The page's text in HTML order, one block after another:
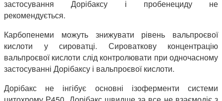
застосування Дорібаксу і пробенециду не
рекомендується.
Карбопенеми можуть знижувати рівень вальпроєвої
кислоти у сироватці. Сироваткову концентрацію
вальпроєвої кислоти слід контролювати при одночасному
застосуванні Дорібаксу і вальпроєвої кислоти.
Дорібакс не інгібує основні ізоферменти системи